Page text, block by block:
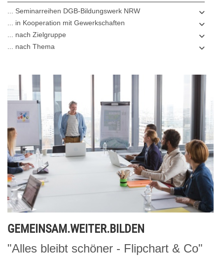
... Seminarreihen DGB-Bildungswerk NRW
... in Kooperation mit Gewerkschaften
... nach Zielgruppe
... nach Thema
GEMEINSAM.WEITER.BILDEN
"Alles bleibt schöner - Flipchart & Co"